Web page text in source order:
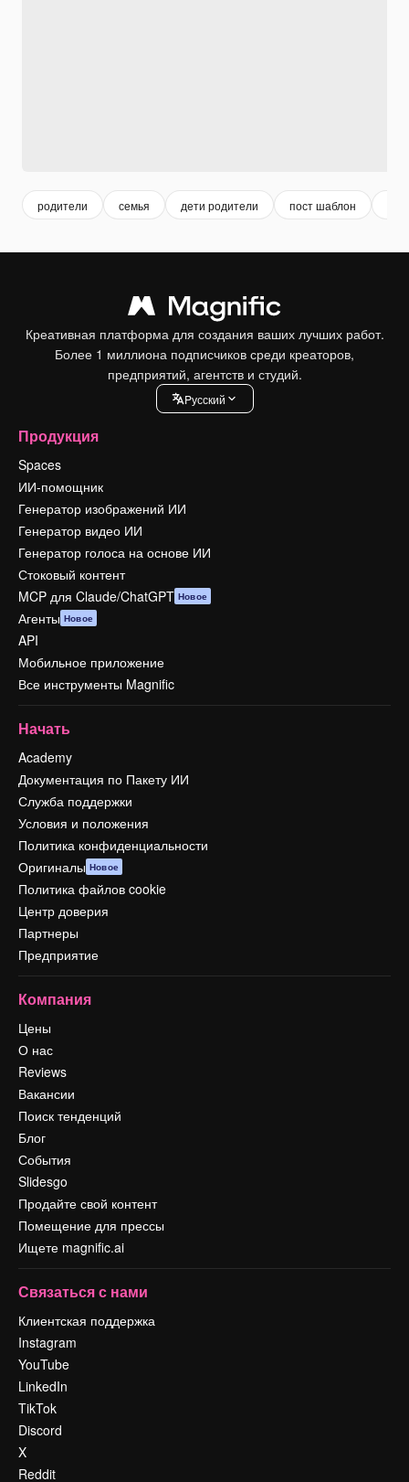
родители семья дети родители пост шаблон
Креативная платформа для создания ваших лучших работ.
Более 1 миллиона подписчиков среди креаторов,
предприятий, агентств и студий.
Pусский
Продукция
Spaces
ИИ-помощник
Генератор изображений ИИ
Генератор видео ИИ
Генератор голоса на основе ИИ
Стоковый контент
MCP для Claude/ChatGPT Новое
Агенты Новое
API
Мобильное приложение
Все инструменты Magnific
Начать
Academy
Документация по Пакету ИИ
Служба поддержки
Условия и положения
Политика конфиденциальности
Оригиналы Новое
Политика файлов cookie
Центр доверия
Партнеры
Предприятие
Компания
Цены
О нас
Reviews
Вакансии
Поиск тенденций
Блог
События
Slidesgo
Продайте свой контент
Помещение для прессы
Ищете magnific.ai
Связаться с нами
Клиентская поддержка
Instagram
YouTube
LinkedIn
TikTok
Discord
X
Reddit